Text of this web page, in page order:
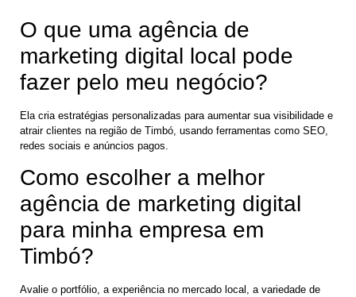
O que uma agência de
marketing digital local pode
fazer pelo meu negócio?
Ela cria estratégias personalizadas para aumentar sua visibilidade e
atrair clientes na região de Timbó, usando ferramentas como SEO,
redes sociais e anúncios pagos.
Como escolher a melhor
agência de marketing digital
para minha empresa em
Timbó?
Avalie o portfólio, a experiência no mercado local, a variedade de